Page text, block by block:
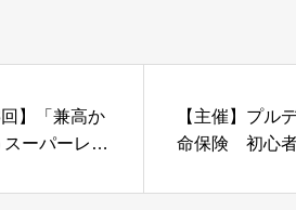
回】「兼高か
ーパーレデ
【主催】プル
命保険 初心
方セミナー